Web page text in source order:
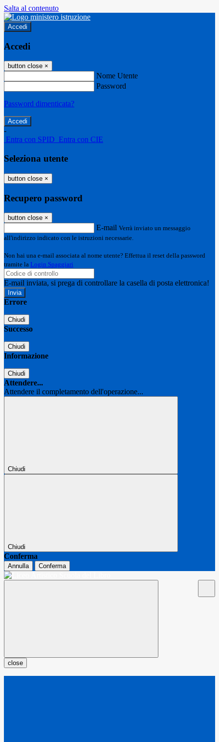
Salta al contenuto
Accedi
Accedi
button close ×
Nome Utente
Password
Password dimenticata?
-
Entra con SPID Entra con CIE
Seleziona utente
button close ×
Recupero password
button close ×
E-mail Verrà inviato un messaggio
all'indirizzo indicato con le istruzioni necessarie.
Non hai una e-mail associata al nome utente? Effettua il reset della password
tramite la Login Spaggiari
E-mail inviata, si prega di controllare la casella di posta elettronica!
Errore
Chiudi
Successo
Chiudi
Informazione
Chiudi
Attendere...
Attendere il completamento dell'operazione...
Chiudi
Chiudi
Conferma
Annulla Conferma
close